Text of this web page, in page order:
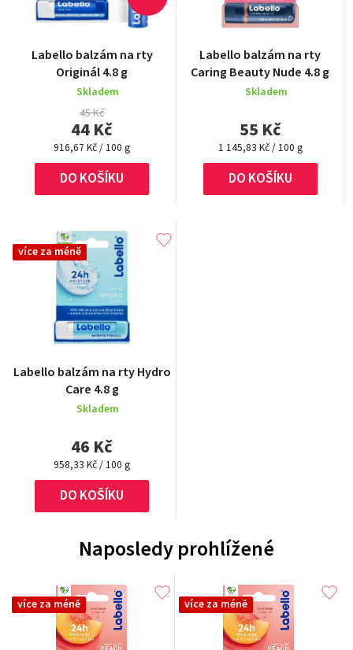
Labello balzám na rty
Originál 4.8 g
Skladem
45 Kč
44 Kč
Měrná
cena:
916,67 Kč / 100 g
DO KOŠÍKU
Labello balzám na rty
Caring Beauty Nude 4.8 g
Skladem
55 Kč
Měrná
cena:
1 145,83 Kč / 100 g
DO KOŠÍKU
více za méně
Labello balzám na rty Hydro
Care 4.8 g
Skladem
46 Kč
Měrná
cena:
958,33 Kč / 100 g
DO KOŠÍKU
Naposledy prohlížené
více za méně více za méně